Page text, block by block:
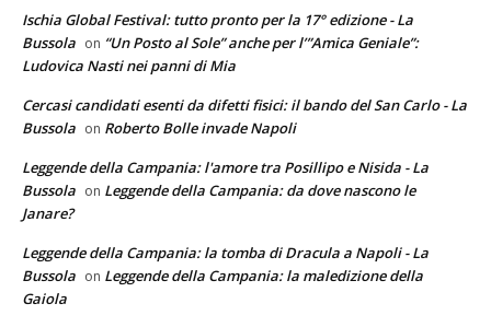
Ischia Global Festival: tutto pronto per la 17° edizione - La
Bussola on “Un Posto al Sole” anche per l’”Amica Geniale”:
Ludovica Nasti nei panni di Mia
Cercasi candidati esenti da difetti fisici: il bando del San Carlo - La
Bussola on Roberto Bolle invade Napoli
Leggende della Campania: l'amore tra Posillipo e Nisida - La
Bussola on Leggende della Campania: da dove nascono le
Janare?
Leggende della Campania: la tomba di Dracula a Napoli - La
Bussola on Leggende della Campania: la maledizione della
Gaiola